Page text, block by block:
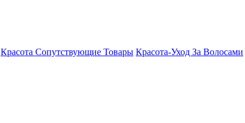
Красота Сопутствующие Товары Красота-Уход За Волосами